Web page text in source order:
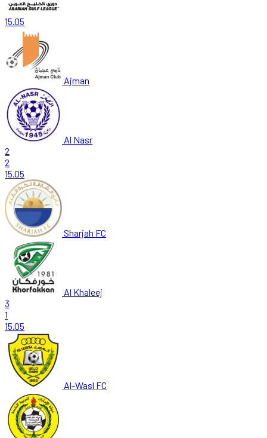
15.05
Ajman
Al Nasr
2
2
15.05
Sharjah FC
Al Khaleej
3
1
15.05
Al-Wasl FC